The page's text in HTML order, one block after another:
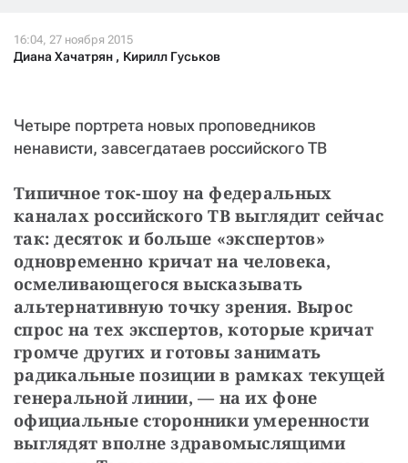
Диана Хачатрян , Кирилл Гуськов
Четыре портрета новых проповедников
ненависти, завсегдатаев российского ТВ
Типичное ток-шоу на федеральных
каналах российского ТВ выглядит сейчас
так: десяток и больше «экспертов»
одновременно кричат на человека,
осмеливающегося высказывать
альтернативную точку зрения. Вырос
спрос на тех экспертов, которые кричат
громче других и готовы занимать
радикальные позиции в рамках текущей
генеральной линии, — на их фоне
официальные сторонники умеренности
выглядят вполне здравомыслящими
СТАТЬ СОУЧАСТНИКОМ
ПОДЕЛИТЬСЯ С ДРУЗЬЯМИ
Если у вас есть вопросы, пишите donate@novayagazeta.ru
+7 (929) 612-03-68